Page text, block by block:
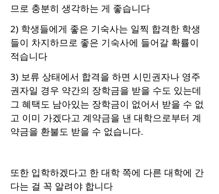
므로 충분히 생각하는 게 좋습니다
2) 학생들에게 좋은 기숙사는 일찍 합격한 학생
들이 차지하므로 좋은 기숙사에 들어갈 확률이
적습니다
3) 보류 상태에서 합격을 하면 시민권자나 영주
권자일 경우 약간의 장학금을 받을 수도 있는데
그 혜택도 남아있는 장학금이 없어서 받을 수 없
고 이미 가겠다고 계약금을 낸 대학으로부터 계
약금을 환불도 받을 수 없습니다.
또한 입학하겠다고 한 대학 쪽에 다른 대학에 간
다는 걸 꼭 알려야 합니다